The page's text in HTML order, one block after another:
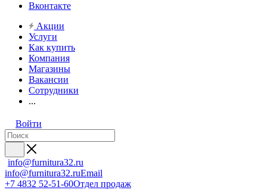
Вконтакте
Акции
Услуги
Как купить
Компания
Магазины
Вакансии
Сотрудники
...
Войти
info@furnitura32.ru
info@furnitura32.ruEmail
+7 4832 52-51-60Отдел продаж